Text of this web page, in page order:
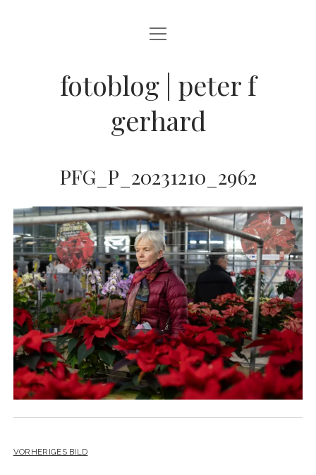
BLOG
JAZZ LIVE !
ZEN MOMENTE
WANDERLUST
INFO Menü
öffnen
DATENSCHUTZ
KONTAKT
ARCHIV
instagram
Menü
öffnen
fotoblog | peter f
gerhard
PFG_P_20231210_2962
VORHERIGES BILD